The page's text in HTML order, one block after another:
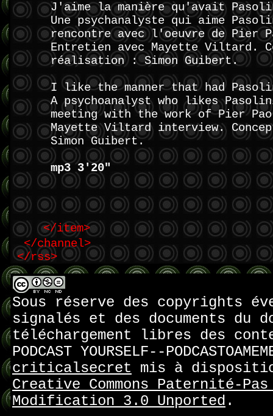
J'aime la manière qu'avait
Une psychanalyste qui aime
rencontre avec l'oeuvre de Pier
Entretien avec Mayette Viltard.
réalisation : Simon Guibert.
I like the manner that had
A psychoanalyst who likes
meeting with the work of Pier
Mayette Viltard interview.
Simon Guibert.
mp3 3'20"
</item>
</channel>
</rss>
Sous réserve des copyrights
signalés et des documents du
téléchargement libres des
PODCAST YOURSELF--
criticalsecret mis à
Creative Commons Paternité-
Modification 3.0 Unported .